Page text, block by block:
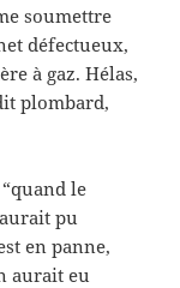
soumettre
défectueux,
à gaz. Hélas,
plombard,
le
pu
en panne,
aurait eu